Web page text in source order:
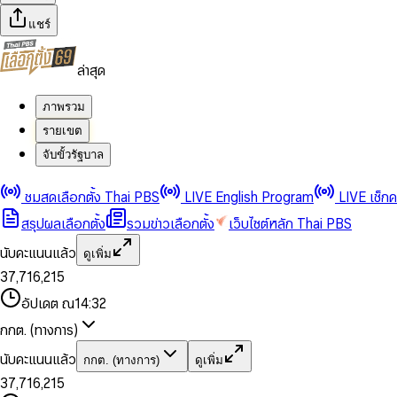
แชร์
ล่าสุด
ภาพรวม
รายเขต
จับขั้วรัฐบาล
ชมสดเลือกตั้ง Thai PBS LIVE English Program
LIVE เช็ก
สรุปผลเลือกตั้ง
รวมข่าวเลือกตั้ง
เว็บไซต์หลัก Thai PBS
นับคะแนนแล้ว
ดูเพิ่ม
0
1
2
3
4
5
6
8
9
2
3
4
5
6
7
8
9
,
0
2
4
6
7
8
9
0
1
2
3
4
5
6
7
8
1
3
5
6
7
8
9
,
1
2
4
5
7
8
9
0
1
3
4
6
7
8
0
2
3
4
5
7
8
อัปเดต ณ14:32
กกต. (ทางการ)
นับคะแนนแล้ว
กกต. (ทางการ) ดูเพิ่ม
0
1
2
3
0
1
2
4
5
6
7,
0
1
2
4
6
7
0
1
0
1
3
5
6,
1
2
0
1
0
2
3
4
5